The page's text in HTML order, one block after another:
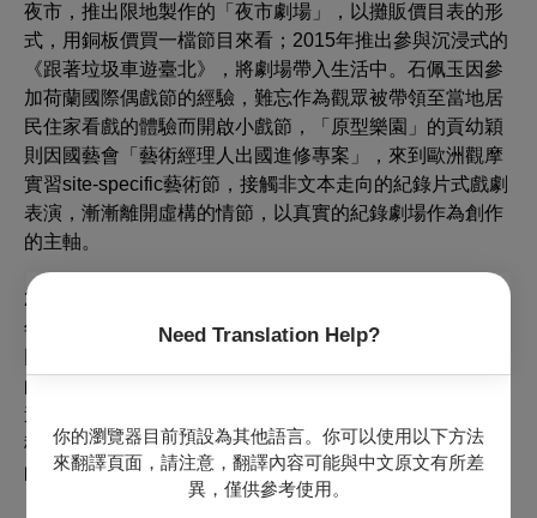
Need Translation Help?
你的瀏覽器目前預設為其他語言。你可以使用以下方法
來翻譯頁面，請注意，翻譯內容可能與中文原文有所差
異，僅供參考使用。
夜市，推出限地製作的「夜市劇場」，以攤販價目表的形
式，用銅板價買一檔節目來看；2015年推出參與沉浸式的
《跟著垃圾車遊臺北》，將劇場帶入生活中。石佩玉因參
加荷蘭國際偶戲節的經驗，難忘作為觀眾被帶領至當地居
民住家看戲的體驗而開啟小戲節，「原型樂園」的貢幼穎
則因國藝會「藝術經理人出國進修專案」，來到歐洲觀摩
實習site-specific藝術節，接觸非文本走向的紀錄片式戲劇
表演，漸漸離開虛構的情節，以真實的紀錄劇場作為創作
的主軸。
2011年河床劇團推出只有一位觀眾的「開房間」系列，逐
年發展歷經在旅館、美術館、畫廊、茶館及台南巷弄等不
的沉浸式劇場《開房間計畫──邊界》，觀眾像是愛麗斯夢
遊仙境的第一視角，遊走或是載具，穿梭在機關重重的各
種密閉空間，10多位表演者服侍一位觀眾，那樣如夢似幻
的經驗永生難忘。